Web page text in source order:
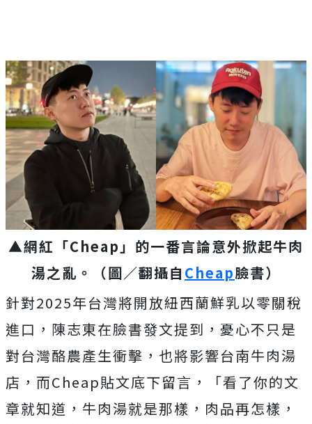
▲網紅「Cheap」的一番言論意外掀起牛肉
湯之亂。（圖／翻攝自 Cheap臉書）
針對2025年台灣將開放紐西蘭鮮乳以零關稅
進口，陳志東在臉書發文提到，憂心不只是
對台灣酪農產生衝擊，也將影響台南牛肉湯
店，而Cheap貼文底下留言，「看了你的文
章就知道，牛肉湯就是那樣，肉品再怎樣，